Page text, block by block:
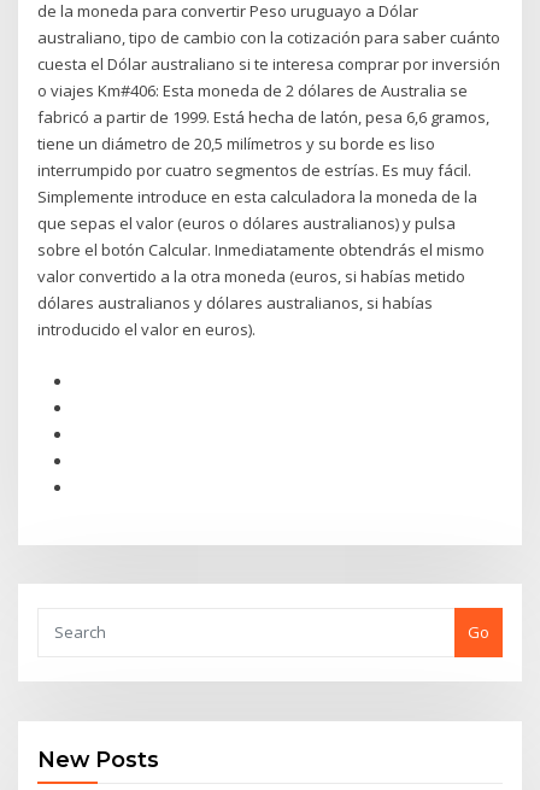
de la moneda para convertir Peso uruguayo a Dólar
australiano, tipo de cambio con la cotización para saber cuánto
cuesta el Dólar australiano si te interesa comprar por inversión
o viajes Km#406: Esta moneda de 2 dólares de Australia se
fabricó a partir de 1999. Está hecha de latón, pesa 6,6 gramos,
tiene un diámetro de 20,5 milímetros y su borde es liso
interrumpido por cuatro segmentos de estrías. Es muy fácil.
Simplemente introduce en esta calculadora la moneda de la
que sepas el valor (euros o dólares australianos) y pulsa
sobre el botón Calcular. Inmediatamente obtendrás el mismo
valor convertido a la otra moneda (euros, si habías metido
dólares australianos y dólares australianos, si habías
introducido el valor en euros).
Go
New Posts